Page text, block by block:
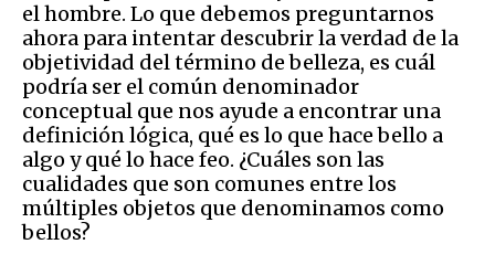
el hombre. Lo que debemos preguntarnos
ahora para intentar descubrir la verdad de la
objetividad del término de belleza, es cuál
podría ser el común denominador
conceptual que nos ayude a encontrar una
definición lógica, qué es lo que hace bello a
algo y qué lo hace feo. ¿Cuáles son las
cualidades que son comunes entre los
múltiples objetos que denominamos como
bellos?